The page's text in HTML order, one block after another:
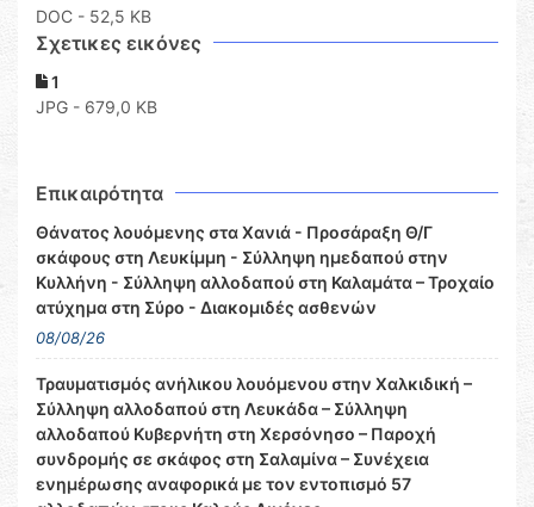
DOC - 52,5 KB
Σχετικες εικόνες
1
JPG - 679,0 KB
Επικαιρότητα
Θάνατος λουόμενης στα Χανιά - Προσάραξη Θ/Γ
σκάφους στη Λευκίμμη - Σύλληψη ημεδαπού στην
Κυλλήνη - Σύλληψη αλλοδαπού στη Καλαμάτα – Τροχαίο
ατύχημα στη Σύρο - Διακομιδές ασθενών
08/08/26
Τραυματισμός ανήλικου λουόμενου στην Χαλκιδική –
Σύλληψη αλλοδαπού στη Λευκάδα – Σύλληψη
αλλοδαπού Κυβερνήτη στη Χερσόνησο – Παροχή
συνδρομής σε σκάφος στη Σαλαμίνα – Συνέχεια
ενημέρωσης αναφορικά με τον εντοπισμό 57